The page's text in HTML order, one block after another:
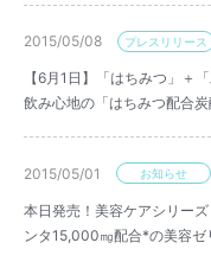
2015/05/08 プレスリリース
【6月1日】「はちみつ」＋
飲み心地の「はちみつ配合
2015/05/01 お知らせ
本日発売！美容ケアシリー
ンタ15,000㎎配合*の美容ゼ